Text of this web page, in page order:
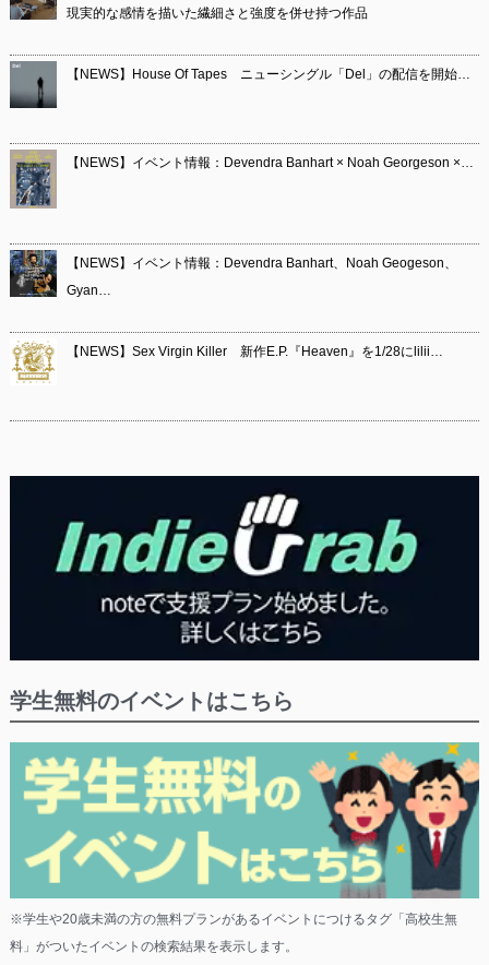
現実的な感情を描いた繊細さと強度を併せ持つ作品
【NEWS】House Of Tapes ニューシングル「Del」の配信を開始…
【NEWS】イベント情報：Devendra Banhart × Noah Georgeson ×…
【NEWS】イベント情報：Devendra Banhart、Noah Geogeson、
Gyan…
【NEWS】Sex Virgin Killer 新作E.P.『Heaven』を1/28にlilii…
学生無料のイベントはこちら
※学生や20歳未満の方の無料プランがあるイベントにつけるタグ「高校生無
料」がついたイベントの検索結果を表示します。